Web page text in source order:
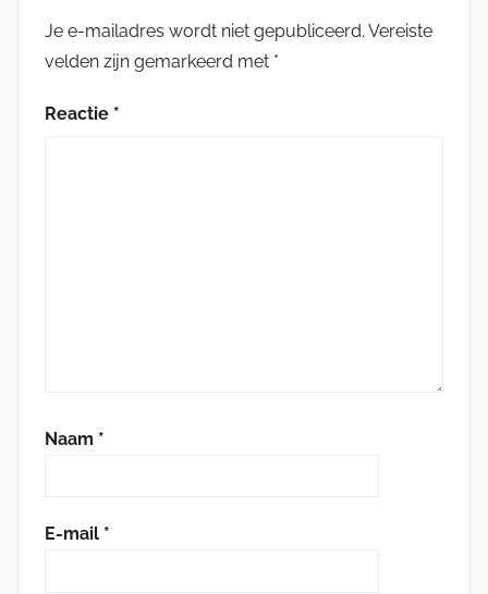
Je e-mailadres wordt niet gepubliceerd. Vereiste
velden zijn gemarkeerd met *
Reactie *
Naam *
E-mail *